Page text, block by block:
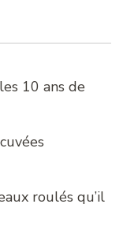
10 ans de
roulés qu’il